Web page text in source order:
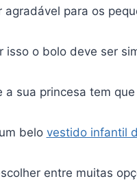
agradável para os
isso o bolo deve ser
a sua princesa tem
belo vestido infantil
entre muitas